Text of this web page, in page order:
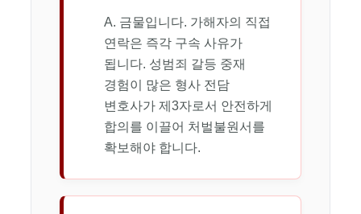
A. 금물입니다. 가해자의 직접
연락은 즉각 구속 사유가
됩니다. 성범죄 갈등 중재
경험이 많은 형사 전담
변호사가 제3자로서 안전하게
합의를 이끌어 처벌불원서를
확보해야 합니다.